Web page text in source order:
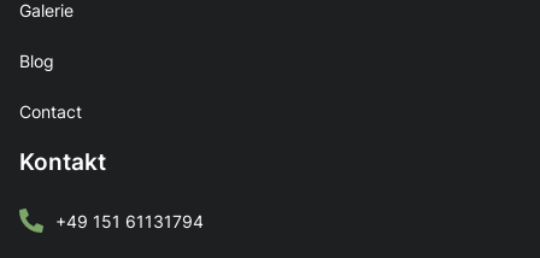
Galerie
Blog
Contact
Kontakt
+49 151 61131794